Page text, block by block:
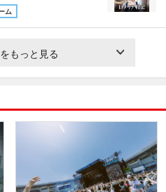
ム
もっと見る